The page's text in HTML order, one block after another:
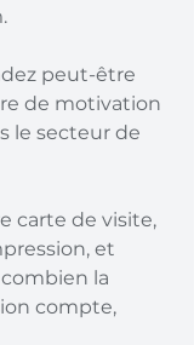
peut-être
de motivation
le secteur de
carte de visite,
et
la
compte,